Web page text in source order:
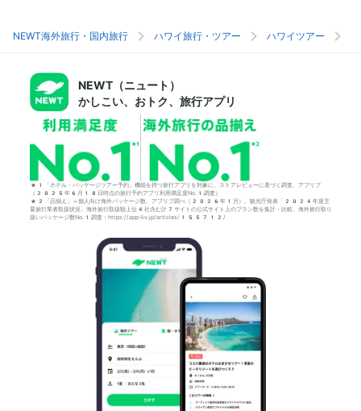
NEWT海外旅行・国内旅行 ハワイ旅行・ツアー ハワイツアー
NEWT（ニュート）
かしこい、おトク、旅行アプリ
*1「ホテル・パッケージツアー予約」機能を持つ旅行アプリを対象に、ストアレビューに基づく調査。アプリブ
（2025年6月18日時点の旅行予約アプリ利用満足度No.1調査）
*2「品揃え」＝個人向け海外パッケージ数。アプリブ調べ（2026年1月）。観光庁発表「2024年度主
要旅行業者取扱状況」海外旅行取扱額上位4社含む計7サイトの公式サイト上のプラン数を集計・比較。海外旅行取り
扱いパッケージ数No.1調査：https://app-liv.jp/articles/155712/